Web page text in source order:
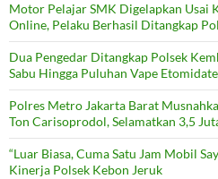
Motor Pelajar SMK Digelapkan Usai
Online, Pelaku Berhasil Ditangkap
Dua Pengedar Ditangkap Polsek
Sabu Hingga Puluhan Vape
Polres Metro Jakarta Barat
Ton Carisoprodol, Selamatkan 3,5
“Luar Biasa, Cuma Satu Jam Mobil
Kinerja Polsek Kebon Jeruk